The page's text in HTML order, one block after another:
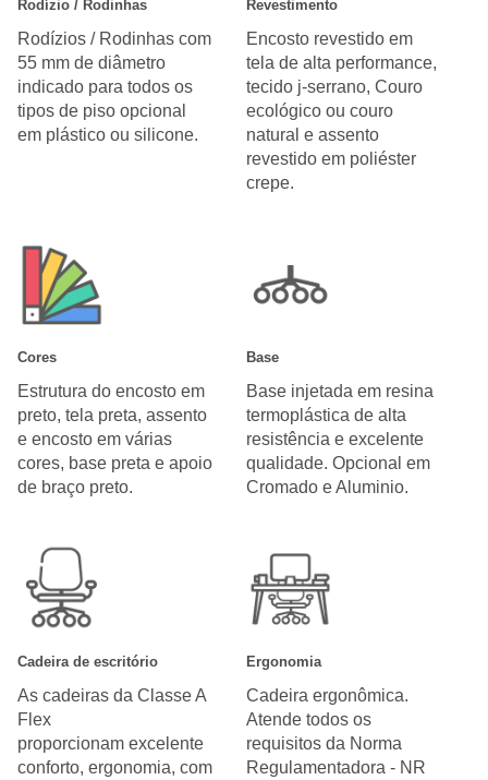
Rodízio / Rodinhas
Rodízios / Rodinhas com
55 mm de diâmetro
indicado para todos os
tipos de piso opcional
em plástico ou silicone.
Revestimento
Encosto revestido em
tela de alta performance,
tecido j-serrano, Couro
ecológico ou couro
natural e assento
revestido em poliéster
crepe.
Cores
Estrutura do encosto em
preto, tela preta, assento
e encosto em várias
cores, base preta e apoio
de braço preto.
Base
Base injetada em resina
termoplástica de alta
resistência e excelente
qualidade. Opcional em
Cromado e Aluminio.
Cadeira de escritório
As cadeiras da Classe A
Flex
proporcionam excelente
conforto, ergonomia, com
Ergonomia
Cadeira ergonômica.
Atende todos os
requisitos da Norma
Regulamentadora - NR